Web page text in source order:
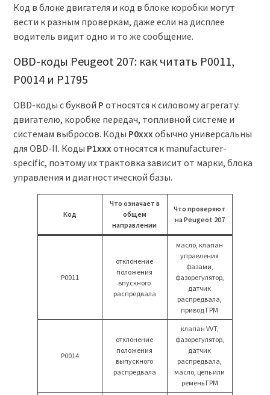
Код в блоке двигателя и код в блоке коробки могут
вести к разным проверкам, даже если на дисплее
водитель видит одно и то же сообщение.
OBD-коды Peugeot 207: как читать P0011,
P0014 и P1795
OBD-коды с буквой P относятся к силовому агрегату:
двигателю, коробке передач, топливной системе и
системам выбросов. Коды P0xxxобычно универсальны
для OBD-II. Коды P1xxxотносятся к manufacturer-
specific, поэтому их трактовка зависит от марки, блока
управления и диагностической базы.
Код
Что означает в
общем
направлении
Что проверяют
на Peugeot 207
P0011
отклонение
положения
впускного
распредвала
масло, клапан
управления
фазами,
фазорегулятор,
датчик
распредвала,
привод ГРМ
P0014
отклонение
положения
выпускного
распредвала
клапан VVT,
фазорегулятор,
датчик
распредвала,
масло, цепь или
ремень ГРМ